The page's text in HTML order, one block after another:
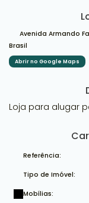
Avenida Armando
Brasil
Abrir no Google Maps
Loja para alugar
Referência:
Tipo de Imóvel:
Mobílias: